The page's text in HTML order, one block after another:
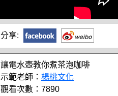
分享:
讓電水壺教你煮茶泡咖啡
示範老師： 楊桃文化
觀看次數：7890